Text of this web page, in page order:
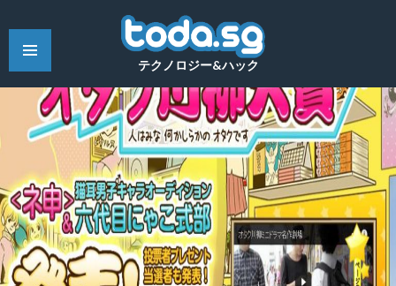
テクノロジー&ハック